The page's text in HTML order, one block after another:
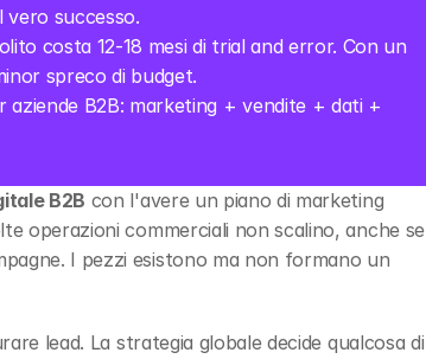
vero successo.
costa 12-18 mesi di trial and error. Con un
spreco di budget.
B2B: marketing + vendite + dati +
B2B con l'avere un piano di marketing
operazioni commerciali non scalino, anche se
I pezzi esistono ma non formano un
lead. La strategia globale decide qualcosa di